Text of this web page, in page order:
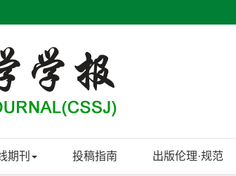
期刊 投稿指南 出版伦理·规范